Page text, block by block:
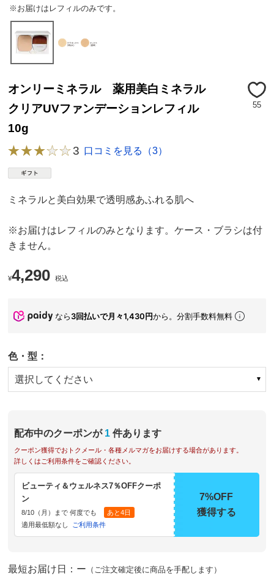
※お届けはレフィルのみです。
オンリーミネラル 薬用美白ミネラル
クリアUVファンデーションレフィル
10g
55
3 口コミを見る（3）
ミネラルと美白効果で透明感あふれる肌へ
※お届けはレフィルのみとなります。ケース・ブラシは付
きません。
¥4,290 税込
なら3回払いで月々1,430円から。分割手数料無料
色・型：
選択してください
配布中のクーポンが 1 件あります
クーポン獲得でおトクメール・各種メルマガをお届けする場合があります。
詳しくはご利用条件をご確認ください。
ビューティ＆ウェルネス7％OFFクーポ
ン
8/10（月）まで 何度でも
あと4日
適用最低額なし
ご利用条件
7%OFF
獲得する
最短お届け日：ー （ご注文確定後に商品を手配します）